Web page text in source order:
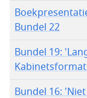
Bundel 22
Bundel 19:
Bundel 16: